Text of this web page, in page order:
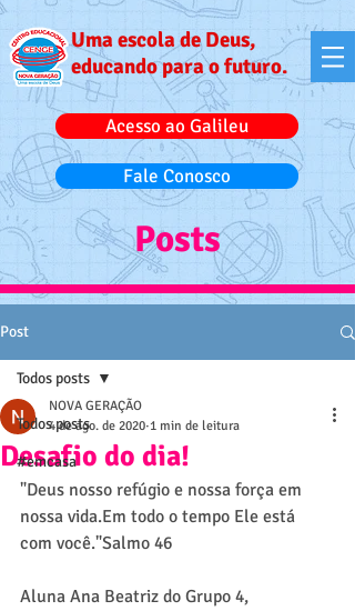
Uma escola de Deus,
educando para o futuro.
Acesso ao Galileu
Fale Conosco
Posts
Post
Todos posts
#emcasa
Todos posts
Desafio do dia!
NOVA GERAÇÃO
4 de ago. de 2020 1 min de leitura
"Deus nosso refúgio e nossa força em
nossa vida.Em todo o tempo Ele está
com você."Salmo 46
Aluna Ana Beatriz do Grupo 4,